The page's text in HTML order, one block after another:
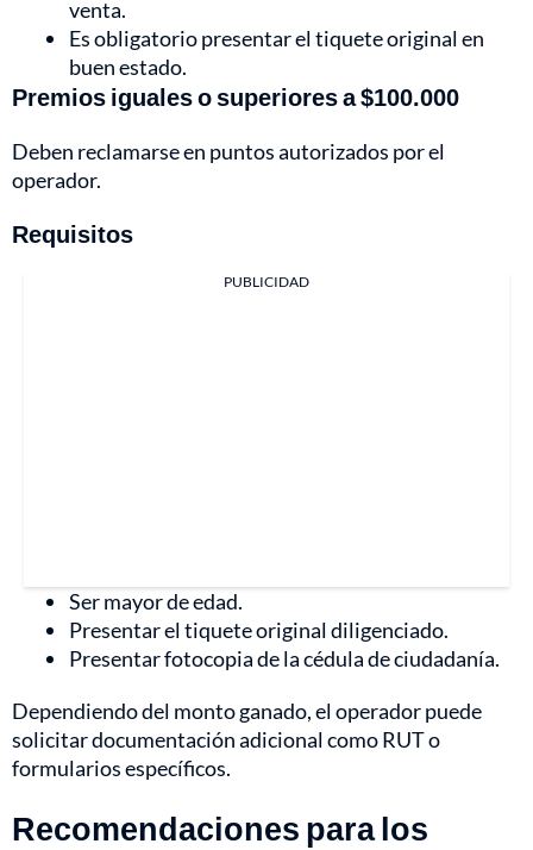
venta.
Es obligatorio presentar el tiquete original en
buen estado.
Premios iguales o superiores a $100.000
Deben reclamarse en puntos autorizados por el
operador.
Requisitos
PUBLICIDAD
Ser mayor de edad.
Presentar el tiquete original diligenciado.
Presentar fotocopia de la cédula de ciudadanía.
Dependiendo del monto ganado, el operador puede
solicitar documentación adicional como RUT o
formularios específicos.
Recomendaciones para los